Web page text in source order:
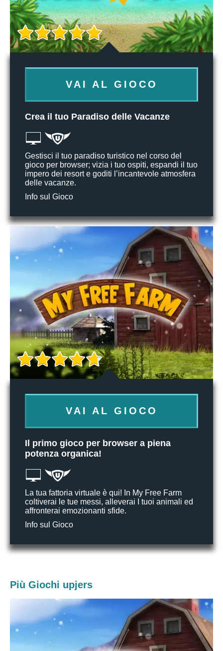
VAI AL GIOCO
Crea il tuo Paradiso delle Vacanze
Gestisci il tuo paradiso turistico nel corso del
gioco per browser; vizia i tuo ospiti, espandi il tuo
impero dei resort e goditi l’incantevole atmosfera
delle vacanze.
Info sul Gioco
VAI AL GIOCO
Il primo gioco per browser a piena
potenza organica!
La tua fattoria virtuale è qui! In My Free Farm
coltiverai le tue messi, alleverai I tuoi animali ed
affronterai emozionanti sfide.
Info sul Gioco
Più Giochi upjers